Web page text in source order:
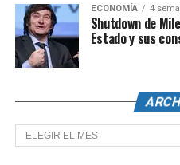
ECONOMÍA 4
Shutdown de
Estado y sus
Archivos